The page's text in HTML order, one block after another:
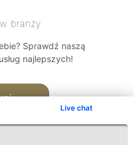
Live chat
branży
Sprawdź naszą
najlepszych!